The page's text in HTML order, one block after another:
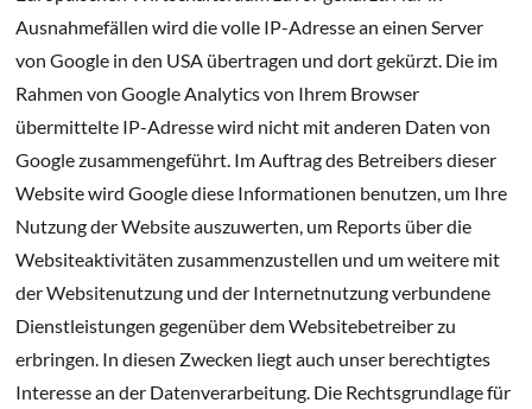
Ausnahmefällen wird die volle IP-Adresse an einen Server
von Google in den USA übertragen und dort gekürzt. Die im
Rahmen von Google Analytics von Ihrem Browser
übermittelte IP-Adresse wird nicht mit anderen Daten von
Google zusammengeführt. Im Auftrag des Betreibers dieser
Website wird Google diese Informationen benutzen, um Ihre
Nutzung der Website auszuwerten, um Reports über die
Websiteaktivitäten zusammenzustellen und um weitere mit
der Websitenutzung und der Internetnutzung verbundene
Dienstleistungen gegenüber dem Websitebetreiber zu
erbringen. In diesen Zwecken liegt auch unser berechtigtes
Interesse an der Datenverarbeitung. Die Rechtsgrundlage für